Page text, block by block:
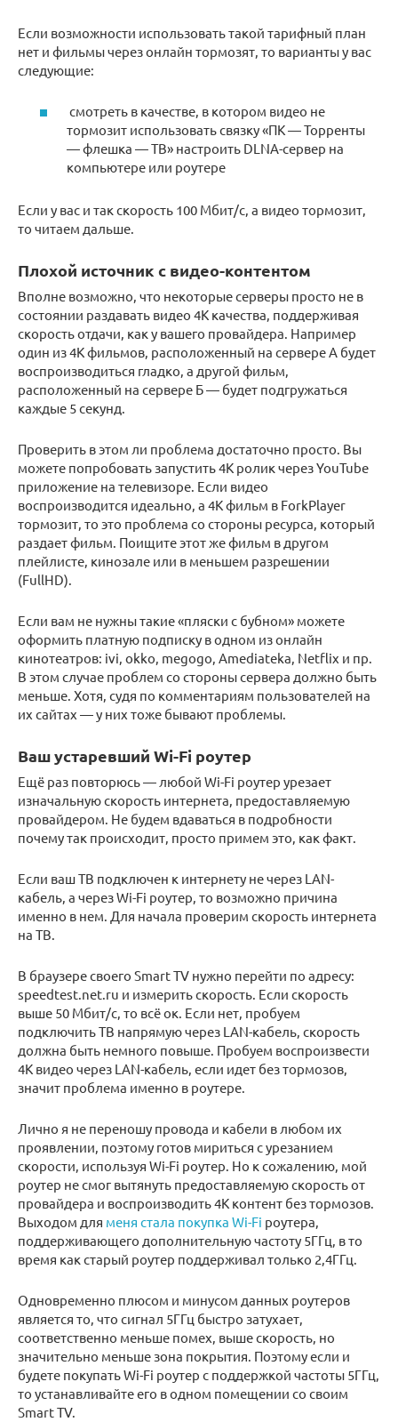
Если возможности использовать такой тарифный план
нет и фильмы через онлайн тормозят, то варианты у вас
следующие:
смотреть в качестве, в котором видео не
тормозит использовать связку «ПК — Торренты
— флешка — ТВ» настроить DLNA-сервер на
компьютере или роутере
Если у вас и так скорость 100 Мбит/с, а видео тормозит,
то читаем дальше.
Плохой источник с видео-контентом
Вполне возможно, что некоторые серверы просто не в
состоянии раздавать видео 4К качества, поддерживая
скорость отдачи, как у вашего провайдера. Например
один из 4К фильмов, расположенный на сервере А будет
воспроизводиться гладко, а другой фильм,
расположенный на сервере Б — будет подгружаться
каждые 5 секунд.
Проверить в этом ли проблема достаточно просто. Вы
можете попробовать запустить 4К ролик через YouTube
приложение на телевизоре. Если видео
воспроизводится идеально, а 4К фильм в ForkPlayer
тормозит, то это проблема со стороны ресурса, который
раздает фильм. Поищите этот же фильм в другом
плейлисте, кинозале или в меньшем разрешении
(FullHD).
Если вам не нужны такие «пляски с бубном» можете
оформить платную подписку в одном из онлайн
кинотеатров: ivi, okko, megogo, Amediateka, Netflix и пр.
В этом случае проблем со стороны сервера должно быть
меньше. Хотя, судя по комментариям пользователей на
их сайтах — у них тоже бывают проблемы.
Ваш устаревший Wi-Fi роутер
Ещё раз повторюсь — любой Wi-Fi роутер урезает
изначальную скорость интернета, предоставляемую
провайдером. Не будем вдаваться в подробности
почему так происходит, просто примем это, как факт.
Если ваш ТВ подключен к интернету не через LAN-
кабель, а через Wi-Fi роутер, то возможно причина
именно в нем. Для начала проверим скорость интернета
на ТВ.
В браузере своего Smart TV нужно перейти по адресу:
speedtest.net.ru и измерить скорость. Если скорость
выше 50 Мбит/с, то всё ок. Если нет, пробуем
подключить ТВ напрямую через LAN-кабель, скорость
должна быть немного повыше. Пробуем воспроизвести
4К видео через LAN-кабель, если идет без тормозов,
значит проблема именно в роутере.
Лично я не переношу провода и кабели в любом их
проявлении, поэтому готов мириться с урезанием
скорости, используя Wi-Fi роутер. Но к сожалению, мой
роутер не смог вытянуть предоставляемую скорость от
провайдера и воспроизводить 4К контент без тормозов.
Выходом для меня стала покупка Wi-Fi роутера,
поддерживающего дополнительную частоту 5ГГц, в то
время как старый роутер поддерживал только 2,4ГГц.
Одновременно плюсом и минусом данных роутеров
является то, что сигнал 5ГГц быстро затухает,
соответственно меньше помех, выше скорость, но
значительно меньше зона покрытия. Поэтому если и
будете покупать Wi-Fi роутер с поддержкой частоты 5ГГц,
то устанавливайте его в одном помещении со своим
Smart TV.